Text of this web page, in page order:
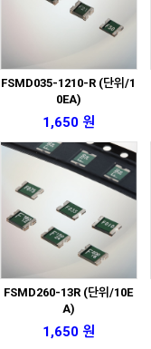
FSMD035-1210-R (단위/1
0EA)
1,650 원
FSMD260-13R (단위/10E
A)
1,650 원